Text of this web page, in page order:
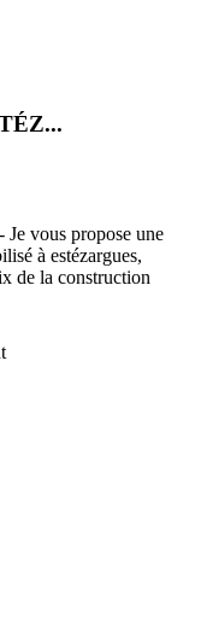
Je vous propose une
à estézargues,
de la construction